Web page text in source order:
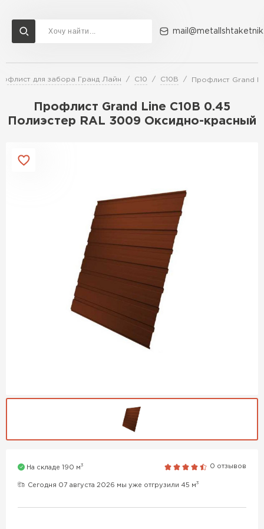
для забора Гранд Лайн С10 С10В Профлист Grand
Профлист Grand Line C10В 0.45
Полиэстер RAL 3009 Оксидно-красный
На складе 190 м3 0 отзывов
Сегодня 07 августа 2026 мы уже отгрузили 45 м3
Доставка и оплата Акции О компании Контакты
Перейти в каталог